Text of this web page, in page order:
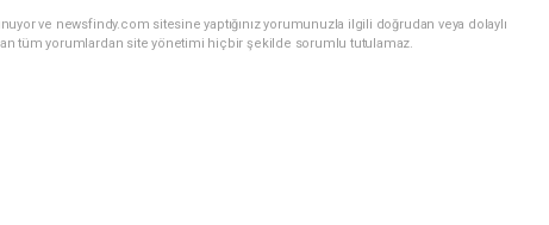
ve newsfindy.com sitesine yaptığınız yorumunuzla ilgili doğrudan veya dolaylı
tüm yorumlardan site yönetimi hiçbir şekilde sorumlu tutulamaz.